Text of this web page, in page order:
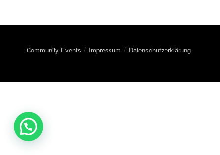
Community-Events Impressum Datenschutzerklärung